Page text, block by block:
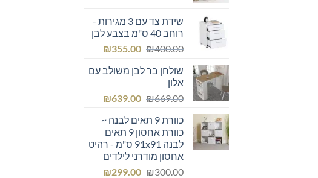
₪700.00.
₪699.00.שידת צד עם 3 מגירות -
רוחב 40 ס"מ בצבע לבן
₪400.00
המחיר
היה:
₪355.00
המחיר
הוא:
שולחן בר לבן משולב עם
אלון
₪669.00
המחיר
היה:
₪669.00.
₪639.00
המחיר
הוא:כוורת 9 תאים לבנה ~
כוורת אחסון 9 תאים
לבנה 91x91 ס"מ - רהיט
אחסון מודרני לילדים
₪300.00
המחיר ₪299.00
המחיר